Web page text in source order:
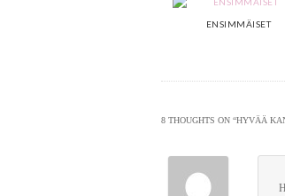
ENSIMMÄISET
8 THOUGHTS ON “HYVÄÄ